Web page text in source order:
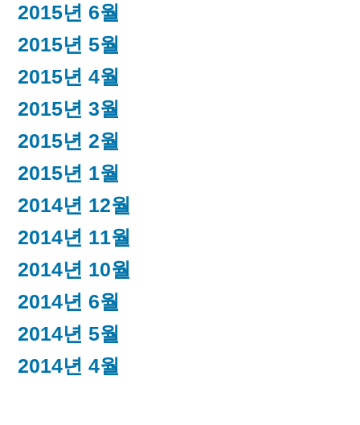
2015년 6월
2015년 5월
2015년 4월
2015년 3월
2015년 2월
2015년 1월
2014년 12월
2014년 11월
2014년 10월
2014년 6월
2014년 5월
2014년 4월